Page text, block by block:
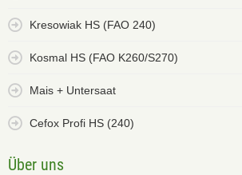
Kresowiak HS (FAO 240)
Kosmal HS (FAO K260/S270)
Mais + Untersaat
Cefox Profi HS (240)
Über uns